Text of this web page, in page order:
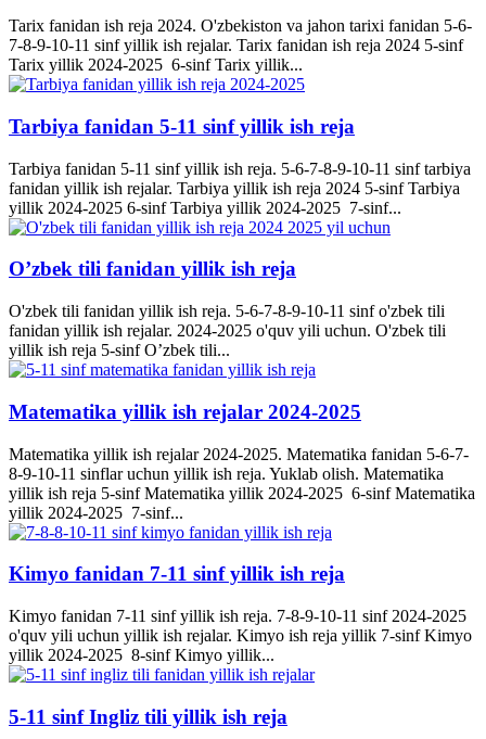
Tarix fanidan ish reja 2024. O'zbekiston va jahon tarixi fanidan 5-6-
7-8-9-10-11 sinf yillik ish rejalar. Tarix fanidan ish reja 2024 5-sinf
Tarix yillik 2024-2025 6-sinf Tarix yillik...
Tarbiya fanidan 5-11 sinf yillik ish reja
Tarbiya fanidan 5-11 sinf yillik ish reja. 5-6-7-8-9-10-11 sinf tarbiya
fanidan yillik ish rejalar. Tarbiya yillik ish reja 2024 5-sinf Tarbiya
yillik 2024-2025 6-sinf Tarbiya yillik 2024-2025 7-sinf...
O’zbek tili fanidan yillik ish reja
O'zbek tili fanidan yillik ish reja. 5-6-7-8-9-10-11 sinf o'zbek tili
fanidan yillik ish rejalar. 2024-2025 o'quv yili uchun. O'zbek tili
yillik ish reja 5-sinf O’zbek tili...
Matematika yillik ish rejalar 2024-2025
Matematika yillik ish rejalar 2024-2025. Matematika fanidan 5-6-7-
8-9-10-11 sinflar uchun yillik ish reja. Yuklab olish. Matematika
yillik ish reja 5-sinf Matematika yillik 2024-2025 6-sinf Matematika
yillik 2024-2025 7-sinf...
Kimyo fanidan 7-11 sinf yillik ish reja
Kimyo fanidan 7-11 sinf yillik ish reja. 7-8-9-10-11 sinf 2024-2025
o'quv yili uchun yillik ish rejalar. Kimyo ish reja yillik 7-sinf Kimyo
yillik 2024-2025 8-sinf Kimyo yillik...
5-11 sinf Ingliz tili yillik ish reja